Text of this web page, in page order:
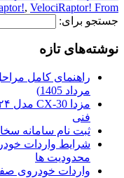
, VelociRaptor! From
جستجو برای:
نوشته‌های تازه
مرداد 1405)
فنی
ثبت نام سامانه
شرایط واردات
محدودیت ها
واردات خودروی